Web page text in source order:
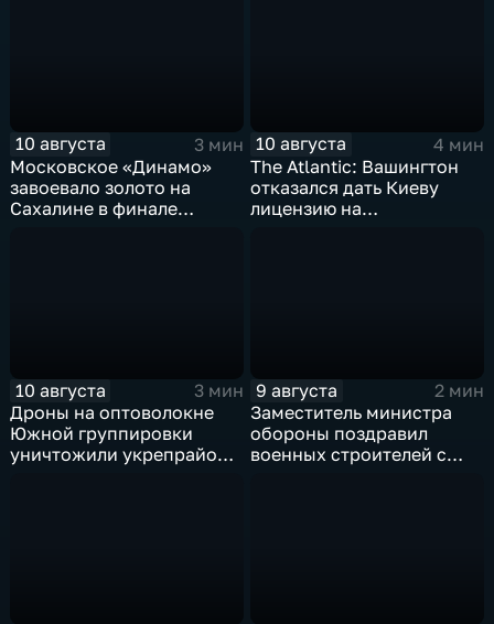
10 августа
3 мин
Московское «Динамо»
завоевало золото на
Сахалине в финале
10 августа
4 мин
The Atlantic: Вашингтон
отказался дать Киеву
лицензию на
10 августа
3 мин
Дроны на оптоволокне
Южной группировки
уничтожили укрепрайон
9 августа
2 мин
Заместитель министра
обороны поздравил
военных строителей с